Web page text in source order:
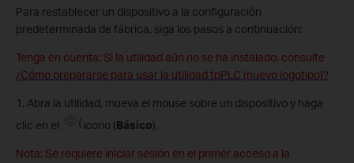
Para restablecer un dispositivo a la configuración
predeterminada de fábrica, siga los pasos a continuación:
Tenga en cuenta: Si la utilidad aún no se ha instalado, consulte
¿Cómo prepararse para usar la utilidad tpPLC (nuevo logotipo)?
1. Abra la utilidad, mueva el mouse sobre un dispositivo y haga
clic en el
icono (Básico).
Nota: Se requiere iniciar sesión en el primer acceso a la